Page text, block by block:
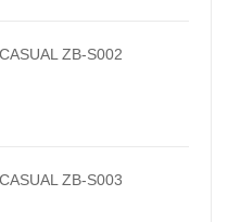
ZB-S002
ZB-S003